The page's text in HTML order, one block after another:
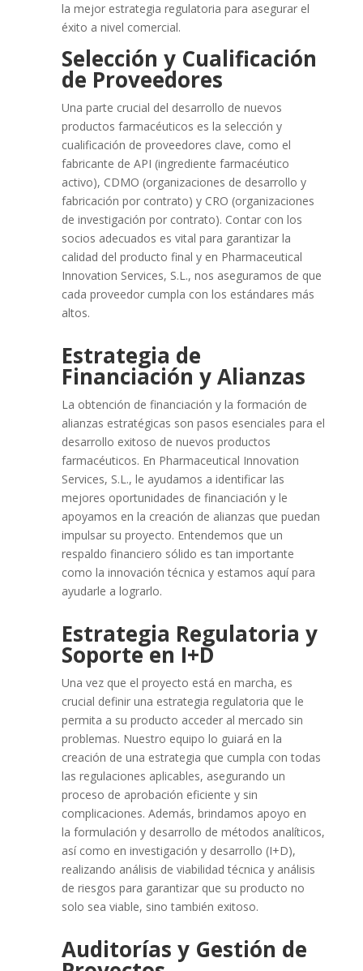
la mejor estrategia regulatoria para asegurar el
éxito a nivel comercial.
Selección y Cualificación
de Proveedores
Una parte crucial del desarrollo de nuevos
productos farmacéuticos es la selección y
cualificación de proveedores clave, como el
fabricante de API (ingrediente farmacéutico
activo), CDMO (organizaciones de desarrollo y
fabricación por contrato) y CRO (organizaciones
de investigación por contrato). Contar con los
socios adecuados es vital para garantizar la
calidad del producto final y en Pharmaceutical
Innovation Services, S.L., nos aseguramos de que
cada proveedor cumpla con los estándares más
altos.
Estrategia de
Financiación y Alianzas
La obtención de financiación y la formación de
alianzas estratégicas son pasos esenciales para el
desarrollo exitoso de nuevos productos
farmacéuticos. En Pharmaceutical Innovation
Services, S.L., le ayudamos a identificar las
mejores oportunidades de financiación y le
apoyamos en la creación de alianzas que puedan
impulsar su proyecto. Entendemos que un
respaldo financiero sólido es tan importante
como la innovación técnica y estamos aquí para
ayudarle a lograrlo.
Estrategia Regulatoria y
Soporte en I+D
Una vez que el proyecto está en marcha, es
crucial definir una estrategia regulatoria que le
permita a su producto acceder al mercado sin
problemas. Nuestro equipo lo guiará en la
creación de una estrategia que cumpla con todas
las regulaciones aplicables, asegurando un
proceso de aprobación eficiente y sin
complicaciones. Además, brindamos apoyo en
la formulación y desarrollo de métodos analíticos,
así como en investigación y desarrollo (I+D),
realizando análisis de viabilidad técnica y análisis
de riesgos para garantizar que su producto no
solo sea viable, sino también exitoso.
Auditorías y Gestión de